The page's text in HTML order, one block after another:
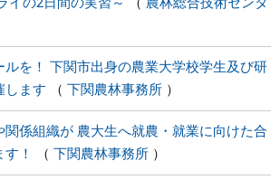
を！ 下関市出身の農業大学校学生及び研
します
下関農林事務所
係組織が 農大生へ就農・就業に向けた合
！
下関農林事務所